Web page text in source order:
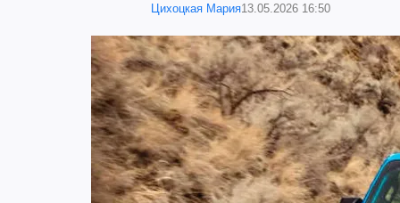
Цихоцкая Мария13.05.2026 16:50